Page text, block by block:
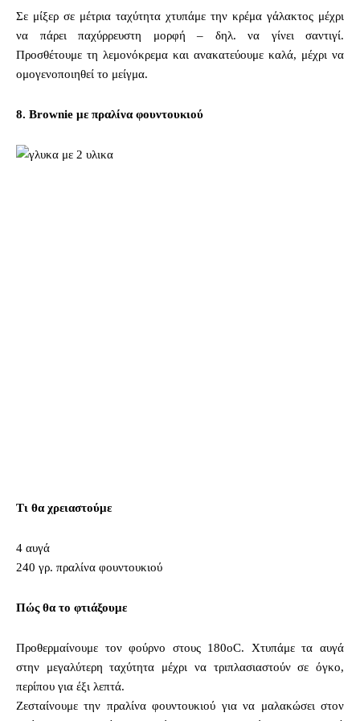
Σε μίξερ σε μέτρια ταχύτητα χτυπάμε την κρέμα γάλακτος μέχρι
να πάρει παχύρρευστη μορφή – δηλ. να γίνει σαντιγί.
Προσθέτουμε τη λεμονόκρεμα και ανακατεύουμε καλά, μέχρι να
ομογενοποιηθεί το μείγμα.
8. Brownie με πραλίνα φουντουκιού
Τι θα χρειαστούμε
4 αυγά
240 γρ. πραλίνα φουντουκιού
Πώς θα το φτιάξουμε
Προθερμαίνουμε τον φούρνο στους 180oC. Χτυπάμε τα αυγά
στην μεγαλύτερη ταχύτητα μέχρι να τριπλασιαστούν σε όγκο,
περίπου για έξι λεπτά.
Ζεσταίνουμε την πραλίνα φουντουκιού για να μαλακώσει στον